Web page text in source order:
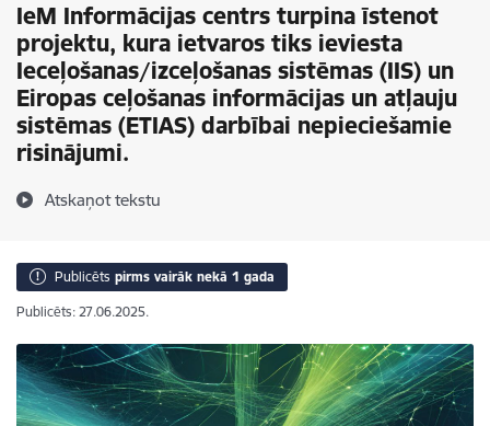
IeM Informācijas centrs turpina īstenot
projektu, kura ietvaros tiks ieviesta
Ieceļošanas/izceļošanas sistēmas (IIS) un
Eiropas ceļošanas informācijas un atļauju
sistēmas (ETIAS) darbībai nepieciešamie
risinājumi.
Atskaņot tekstu
Publicēts pirms vairāk nekā 1 gada
Publicēts: 27.06.2025.